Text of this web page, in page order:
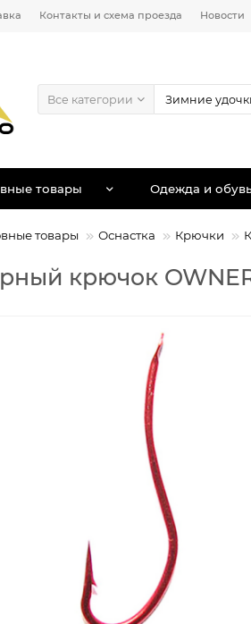
Контакты и схема проезда Новости
Все категории
товары Одежда и
товары Оснастка Крючки
крючок